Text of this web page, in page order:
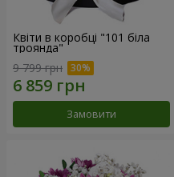
Квіти в коробці "101 біла
троянда"
9 799 грн
Замовити